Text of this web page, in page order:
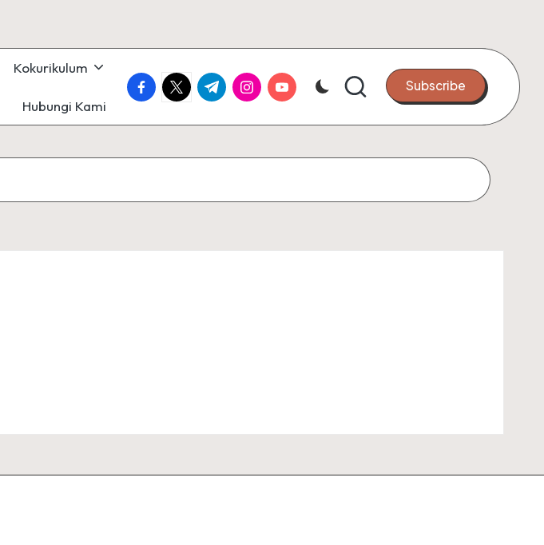
Kokurikulum
Hubungi Kami
facebook.com
twitter.com
t.me instagram.com
youtube.com Subscribe